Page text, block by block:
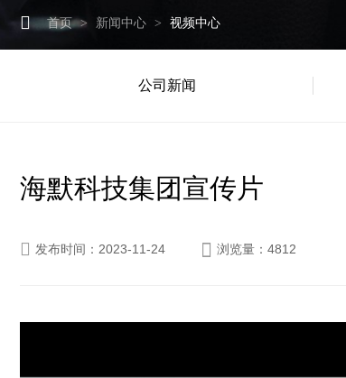
 首页 > 新闻中心 > 视频中心
公司新闻
海默科技集团宣传片
 发布时间：2023-11-24  浏览量：4812